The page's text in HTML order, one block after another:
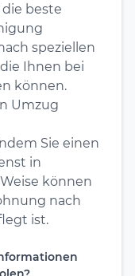
beste
speziellen
Ihnen bei
können.
Umzug
Sie einen
in
können
nach
ist.